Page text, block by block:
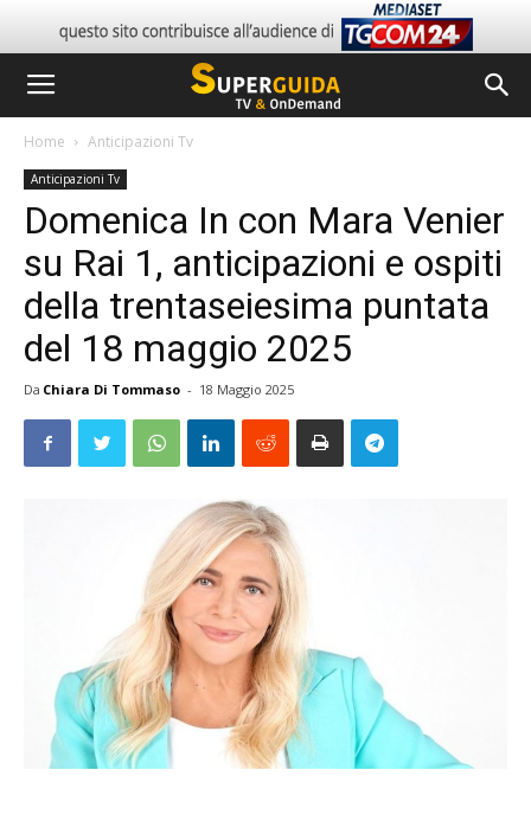
Home Anticipazioni Tv
Anticipazioni Tv
Domenica In con Mara Venier
su Rai 1, anticipazioni e ospiti
della trentaseiesima puntata
del 18 maggio 2025
Da Chiara Di Tommaso - 18 Maggio 2025